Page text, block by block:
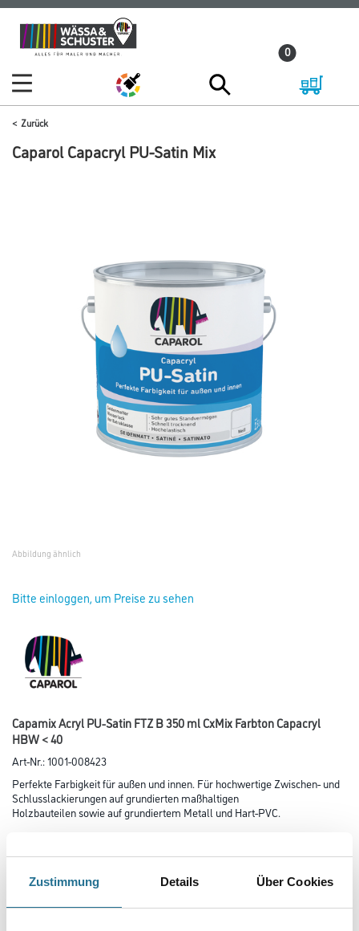
Zustimmung Details Über Cookies
Zum
Inhalt
Zum
Navigationsmenü
0
Zurück
Caparol Capacryl PU-Satin Mix
Abbildung ähnlich
Bitte einloggen, um Preise zu sehen
Capamix Acryl PU-Satin FTZ B 350 ml CxMix Farbton Capacryl
HBW < 40
Art-Nr.:1001-008423
Perfekte Farbigkeit für außen und innen. Für hochwertige Zwischen- und
Schluss­lackierungen auf grundierten maßhaltigen
Holzbauteilen sowie auf grundiertem Metall und Hart-PVC.
Glanzgrad